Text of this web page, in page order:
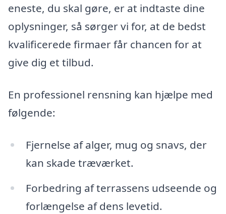
eneste, du skal gøre, er at indtaste dine
oplysninger, så sørger vi for, at de bedst
kvalificerede firmaer får chancen for at
give dig et tilbud.
En professionel rensning kan hjælpe med
følgende:
Fjernelse af alger, mug og snavs, der
kan skade træværket.
Forbedring af terrassens udseende og
forlængelse af dens levetid.